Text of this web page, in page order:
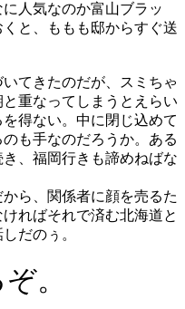
人気なのか富山ブラッ
と、ももも邸からすぐ送
てきたのだが、スミちゃ
重なってしまうとえらい
得ない。中に閉じ込めて
も手なのだろうか。ある
、福岡行きも諦めねばな
ら、関係者に顔を売るた
ればそれで済む北海道と
だのぅ。
。